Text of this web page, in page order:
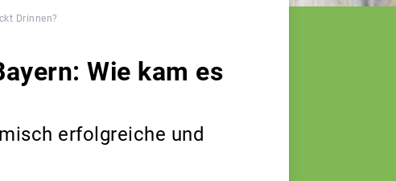
Drinnen?
Wie kam es
erfolgreiche und